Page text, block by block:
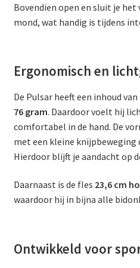
Bovendien open en sluit je
mond, wat handig is tijdens
Ergonomisch en
De Pulsar heeft een inhoud van
76 gram. Daardoor voelt hij
comfortabel in de hand. De
met een kleine knijpbeweging
Hierdoor blijft je aandacht op
Daarnaast is de fles 23,6 cm
waardoor hij in bijna alle
Ontwikkeld voor